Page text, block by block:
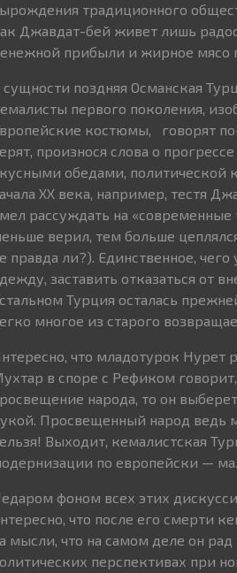
традиционного
Джавдат-бей живет лишь
прибыли и жирное мясо
сущности поздняя Османская
первого поколения,
костюмы, говорят
произнося слова о
обедами, политической
ХХ века, например, тестя
рассуждать на
верил, тем больше
правда ли?). Единственное,
заставить отказаться от
Турция осталась
многое из старого
что младотурок Нурет
в споре с Рефиком
народа, то он
Просвещенный народ ведь
Выходит, кемалистская
по европейски —
фоном всех этих
что после его смерти
мысли, что на самом деле он
перспективах при